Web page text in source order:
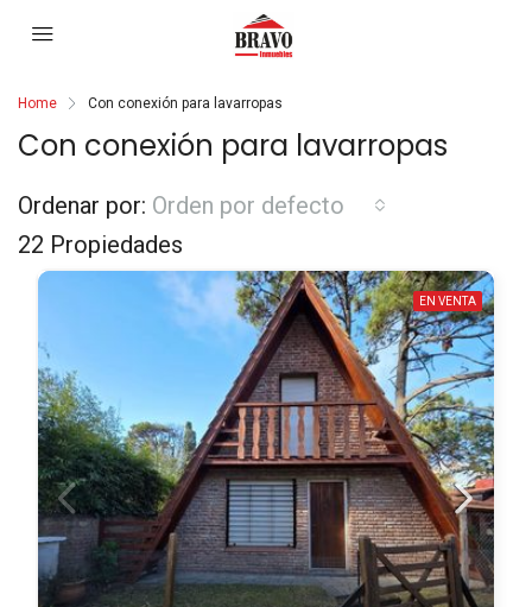
Home Con conexión para lavarropas
Con conexión para lavarropas
22 Propiedades
Ordenar por: Orden por defecto
EN VENTA